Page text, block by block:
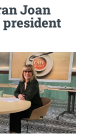
Joan
president